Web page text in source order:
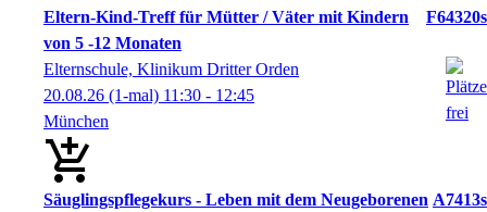
Eltern-Kind-Treff für Mütter / Väter mit Kindern
von 5 -12 Monaten
F64320s
Elternschule, Klinikum Dritter Orden
20.08.26 (1-mal) 11:30 - 12:45
München
Säuglingspflegekurs - Leben mit dem Neugeborenen A7413s